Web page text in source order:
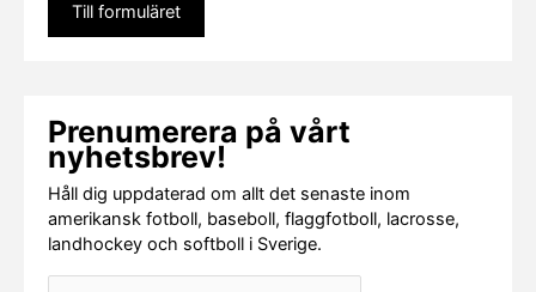
Till formuläret
Prenumerera på vårt
nyhetsbrev!
Håll dig uppdaterad om allt det senaste inom
amerikansk fotboll, baseboll, flaggfotboll, lacrosse,
landhockey och softboll i Sverige.